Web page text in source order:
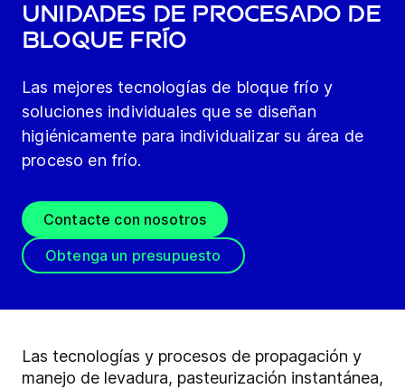
Unidades de procesado de
bloque frío
Las mejores tecnologías de bloque frío y
soluciones individuales que se diseñan
higiénicamente para individualizar su área de
proceso en frío.
Contacte con nosotros
Obtenga un presupuesto
Las tecnologías y procesos de propagación y
manejo de levadura, pasteurización instantánea,